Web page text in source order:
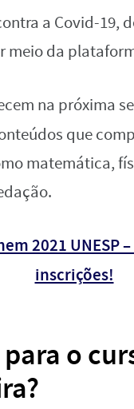
a Covid-19,
da
na próxima
que
matemática,
2021 UNESP
inscrições!
o